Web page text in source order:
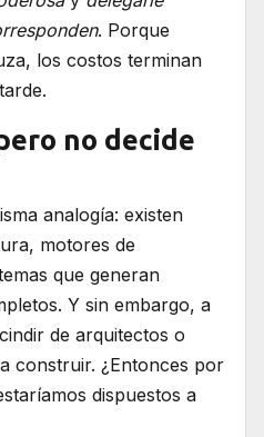
. Porque
los costos terminan
no decide
analogía: existen
motores de
que generan
Y sin embargo, a
de arquitectos o
construir. ¿Entonces por
dispuestos a